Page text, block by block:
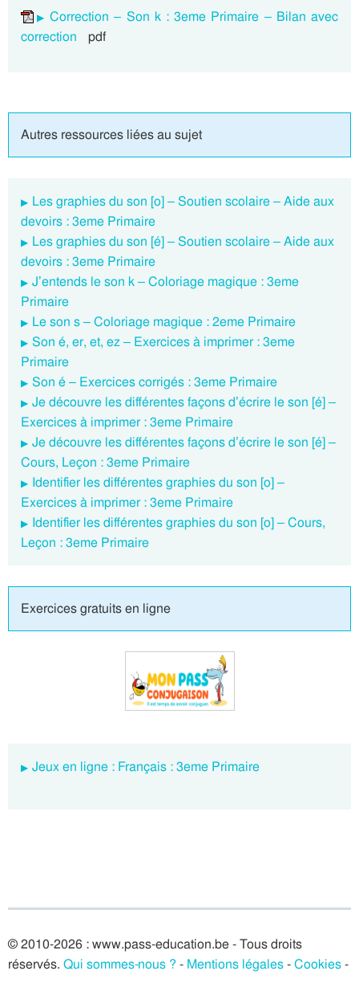
Correction – Son k : 3eme Primaire – Bilan avec
correction
pdf
Autres ressources liées au sujet
Les graphies du son [o] – Soutien scolaire – Aide aux
devoirs : 3eme Primaire
Les graphies du son [é] – Soutien scolaire – Aide aux
devoirs : 3eme Primaire
J’entends le son k – Coloriage magique : 3eme
Primaire
Le son s – Coloriage magique : 2eme Primaire
Son é, er, et, ez – Exercices à imprimer : 3eme
Primaire
Son é – Exercices corrigés : 3eme Primaire
Je découvre les différentes façons d’écrire le son [é] –
Exercices à imprimer : 3eme Primaire
Je découvre les différentes façons d’écrire le son [é] –
Cours, Leçon : 3eme Primaire
Identifier les différentes graphies du son [o] –
Exercices à imprimer : 3eme Primaire
Identifier les différentes graphies du son [o] – Cours,
Leçon : 3eme Primaire
Exercices gratuits en ligne
Jeux en ligne : Français : 3eme Primaire
© 2010-2026 : www.pass-education.be - Tous droits
réservés. Qui sommes-nous ? - Mentions légales-Cookies-